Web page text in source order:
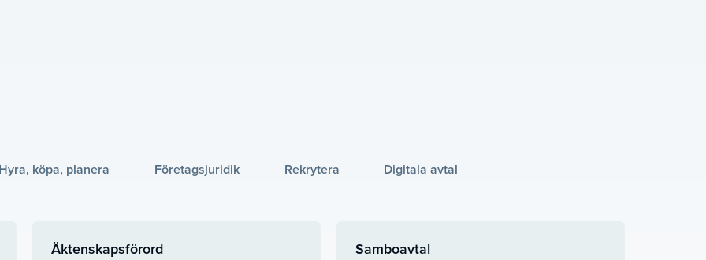
Hyra, köpa, planera Företagsjuridik Rekrytera Digitala avtal
Äktenskapsförord Samboavtal